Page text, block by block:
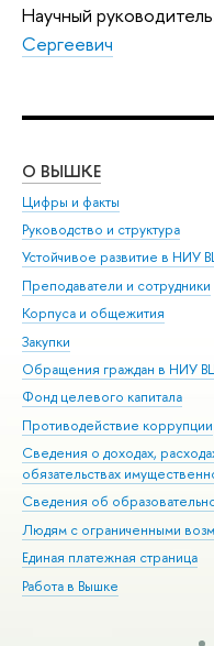
Научный
Сергеевич
О ВЫШКЕ
Цифры и факты
Руководство и структура
Устойчивое развитие в НИУ
Преподаватели и сотрудники
Корпуса и общежития
Закупки
Обращения граждан в НИУ
Фонд целевого капитала
Противодействие коррупции
Сведения о доходах,
обязательствах
Сведения об
Людям с ограниченными
Единая платежная страница
Работа в Вышке